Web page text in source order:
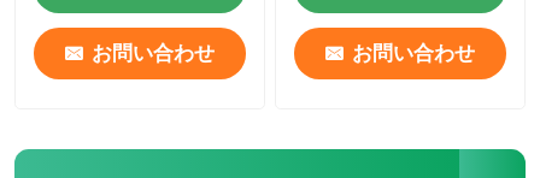
お問い合わせ お問い合わせ